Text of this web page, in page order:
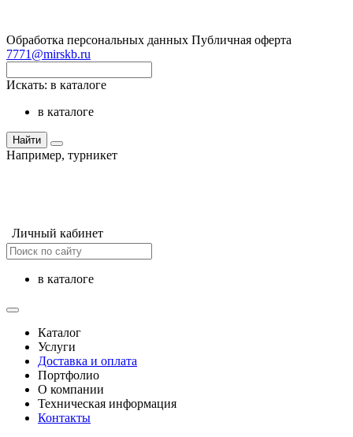
Обработка персональных данных Публичная оферта
7771@mirskb.ru
Искать: в каталоге
в каталоге
Найти
Например, турникет
Личный кабинет
в каталоге
Каталог
Услуги
Доставка и оплата
Портфолио
О компании
Техническая информация
Контакты